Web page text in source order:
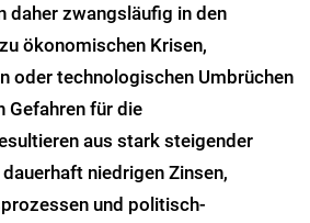
daher zwangsläufig in den
ökonomischen Krisen,
oder technologischen Umbrüchen
Gefahren für die
aus stark steigender
niedrigen Zinsen,
und politisch-